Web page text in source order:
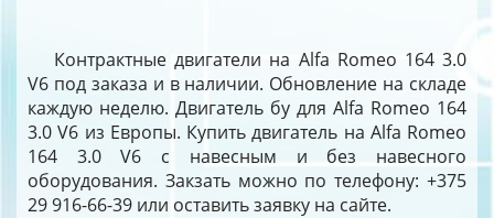
Контрактные двигатели на Alfa Romeo 164 3.0
V6 под заказа и в наличии. Обновление на складе
каждую неделю. Двигатель бу для Alfa Romeo 164
3.0 V6 из Европы. Купить двигатель на Alfa Romeo
164 3.0 V6 с навесным и без навесного
оборудования. Закзать можно по телефону: +375
29 916-66-39 или оставить заявку на сайте.